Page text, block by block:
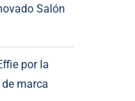
Salón
por la
marca